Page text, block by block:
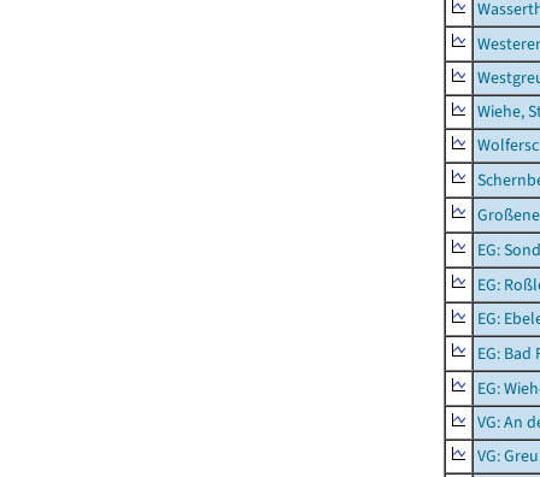
Wiehe,
EG:
EG:
EG:
EG:
EG:
VG: An
VG: